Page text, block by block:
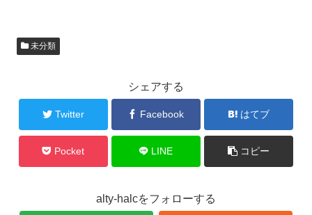
未分類
シェアする
Twitter Facebook はてブ
Pocket LINE コピー
alty-halcをフォローする